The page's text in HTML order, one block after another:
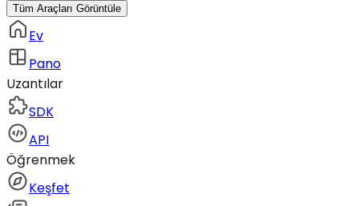
Tüm Araçları Görüntüle
Ev
Pano
Uzantılar
SDK
API
Öğrenmek
Keşfet